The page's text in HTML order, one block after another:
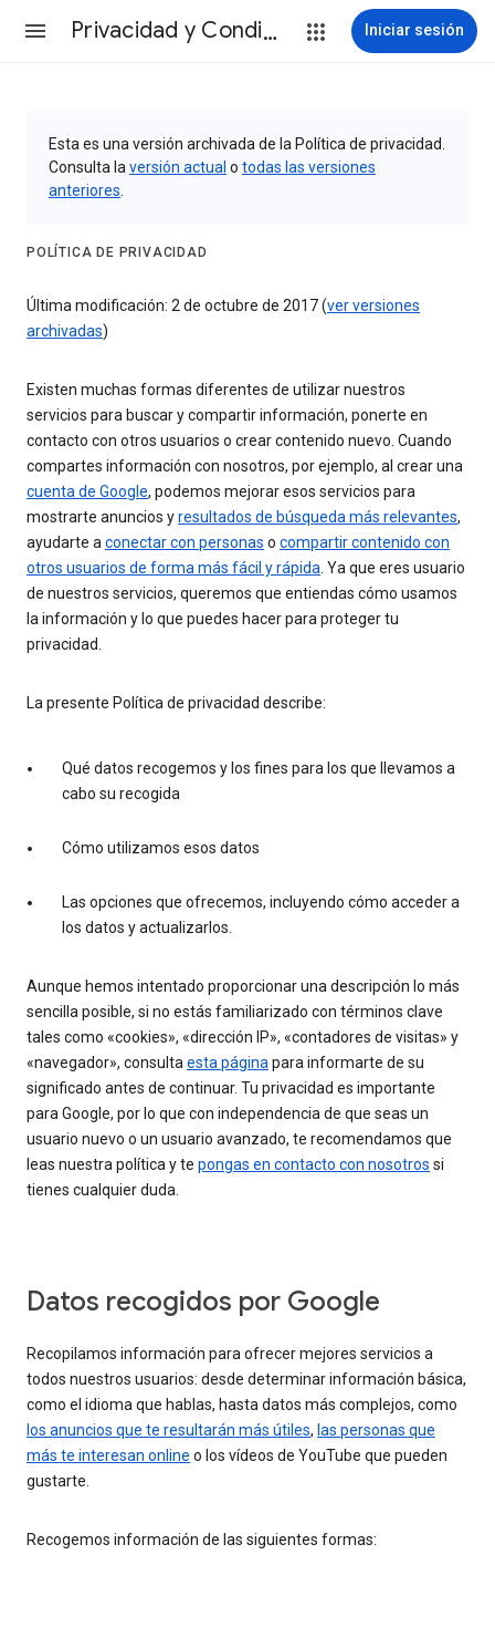
Privacidad y Condiciones Iniciar sesión
Esta es una versión archivada de la Política de privacidad.
Consulta la versión actual o todas las versiones
anteriores
POLÍTICA DE PRIVACIDAD
Última modificación: 2 de octubre de 2017 (ver versiones
archivadas)
Existen muchas formas diferentes de utilizar nuestros
servicios para buscar y compartir información, ponerte en
contacto con otros usuarios o crear contenido nuevo. Cuando
compartes información con nosotros, por ejemplo, al crear una
cuenta de Google, podemos mejorar esos servicios para
mostrarte anuncios yresultados de búsqueda más relevantes,
ayudarte aconectar con personas o compartir contenido con
otros usuarios de forma más fácil y rápida. Ya que eres usuario
de nuestros servicios, queremos que entiendas cómo usamos
la información y lo que puedes hacer para proteger tu
privacidad.
La presente Política de privacidad describe:
Qué datos recogemos y los fines para los que llevamos a
cabo su recogida
Cómo utilizamos esos datos
Las opciones que ofrecemos, incluyendo cómo acceder a
los datos y actualizarlos.
Aunque hemos intentado proporcionar una descripción lo más
sencilla posible, si no estás familiarizado con términos clave
tales como «cookies», «dirección IP», «contadores de visitas» y
«navegador», consultaesta páginapara informarte de su
significado antes de continuar. Tu privacidad es importante
para Google, por lo que con independencia de que seas un
usuario nuevo o un usuario avanzado, te recomendamos que
leas nuestra política y te pongas en contacto con nosotros si
tienes cualquier duda.
Datos recogidos por Google
Recopilamos información para ofrecer mejores servicios a
todos nuestros usuarios: desde determinar información básica,
como el idioma que hablas, hasta datos más complejos, como
los anuncios que te resultarán más útiles, las personas que
más te interesan online o los vídeos de YouTube que pueden
gustarte.
Recogemos información de las siguientes formas: